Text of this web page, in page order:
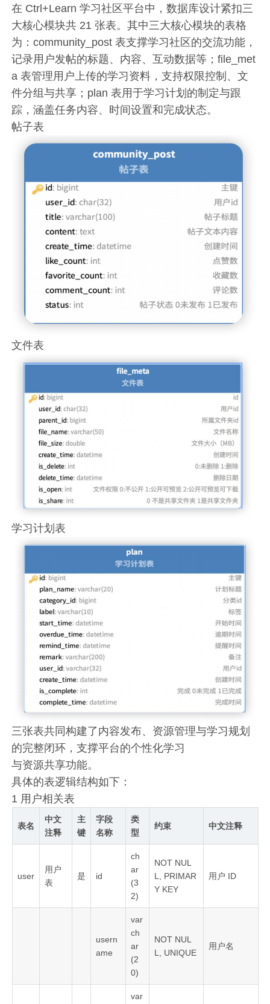
在 Ctrl+Learn 学习社区平台中，数据库设计紧扣三
大核心模块共 21 张表。其中三大核心模块的表格
为：community_post 表支撑学习社区的交流功能，
记录用户发帖的标题、内容、互动数据等；file_met
a 表管理用户上传的学习资料，支持权限控制、文
件分组与共享；plan 表用于学习计划的制定与跟
踪，涵盖任务内容、时间设置和完成状态。
帖子表
文件表
学习计划表
三张表共同构建了内容发布、资源管理与学习规划
的完整闭环，支撑平台的个性化学习
与资源共享功能。
具体的表逻辑结构如下：
1 用户相关表
表名
中文
注释
主
键
字段
名称
类
型
约束 中文注释
user
用户
表
是 id
ch
ar
(3
2)
NOT NUL
L, PRIMAR
Y KEY
用户 ID
usern
ame
var
ch
ar
(2
0)
NOT NUL
L, UNIQUE
用户名
var